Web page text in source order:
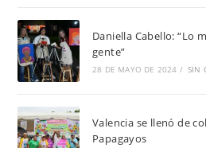
Daniella Cabello: “Lo
gente”
28 DE MAYO DE 2024 / SIN
Valencia se llenó de
Papagayos